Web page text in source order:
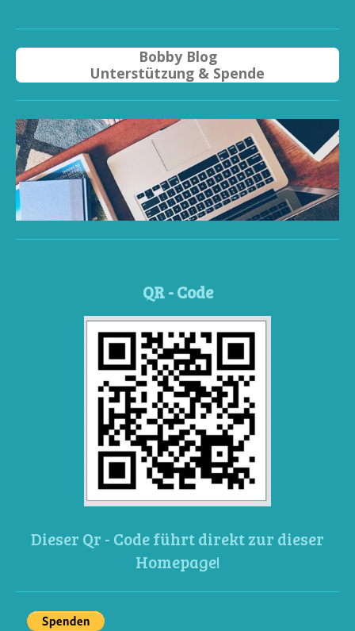
Bobby Blog
Unterstützung & Spende
QR - Code
Dieser Qr - Code führt direkt zur dieser
Homepage!